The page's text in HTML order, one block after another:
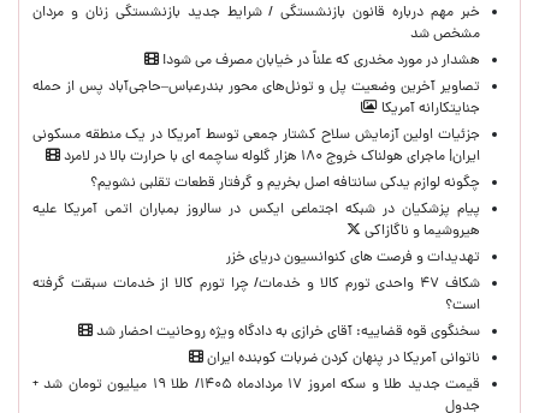
خبر مهم درباره قانون بازنشستگی / شرایط جدید بازنشستگی زنان و مردان
مشخص شد
هشدار در مورد مخدری که علناً در خیابان مصرف می شود!
تصاویر آخرین وضعیت پل و تونل‌های محور بندرعباس–حاجی‌آباد پس از حمله
جنایتکارانه آمریکا
جزئیات اولین آزمایش سلاح کشتار جمعی توسط آمریکا در یک منطقه مسکونی
ایران| ماجرای هولناک خروج ۱۸۰ هزار گلوله ساچمه ای با حرارت بالا در لامرد
چگونه لوازم یدکی سانتافه اصل بخریم و گرفتار قطعات تقلبی نشویم؟
پیام پزشکیان در شبکه اجتماعی ایکس در سالروز بمباران اتمی آمریکا علیه
هیروشیما و ناگازاکی
تهدیدات و فرصت های کنوانسیون دریای خزر
شکاف ۴۷ واحدی تورم کالا و خدمات/ چرا تورم کالا از خدمات سبقت گرفته
است؟
سخنگوی قوه قضاییه: آقای خرازی به دادگاه ویژه روحانیت احضار شد
ناتوانی آمریکا در پنهان کردن ضربات کوبنده ایران
قیمت جدید طلا و سکه امروز ۱۷ مردادماه ۱۴۰۵/ طلا ۱۹ میلیون تومان شد +
جدول